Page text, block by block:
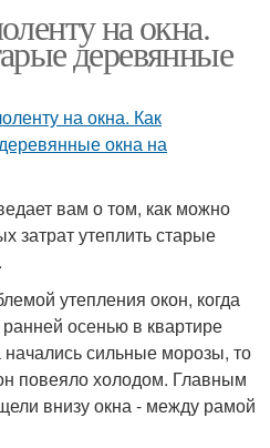
на окна.
деревянные
вам о том, как можно
затрат утеплить старые
утепления окон, когда
осенью в квартире
сильные морозы, то
повеяло холодом. Главным
внизу окна - между рамой